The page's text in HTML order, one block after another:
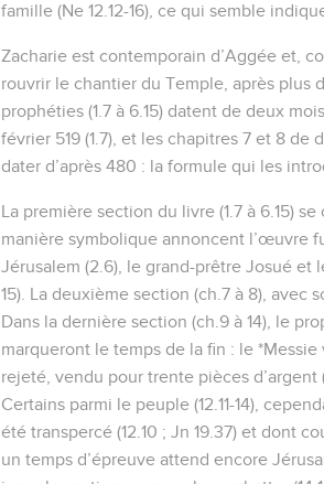
famille (Ne 12.12-16), ce qui semble
Zacharie est contemporain d’Aggée et,
rouvrir le chantier du Temple, après plus
prophéties (1.7 à 6.15) datent de deux
février 519 (1.7), et les chapitres 7 et 8 de
dater d’après 480 : la formule qui les
La première section du livre (1.7 à 6.15)
manière symbolique annoncent l’œuvre
Jérusalem (2.6), le grand-prêtre Josué et
15). La deuxième section (ch.7 à 8), avec
Dans la dernière section (ch.9 à 14), le
marqueront le temps de la fin : le *Messie
rejeté, vendu pour trente pièces d’argent
Certains parmi le peuple (12.11-14),
été transpercé (12.10 ; Jn 19.37) et dont
un temps d’épreuve attend encore